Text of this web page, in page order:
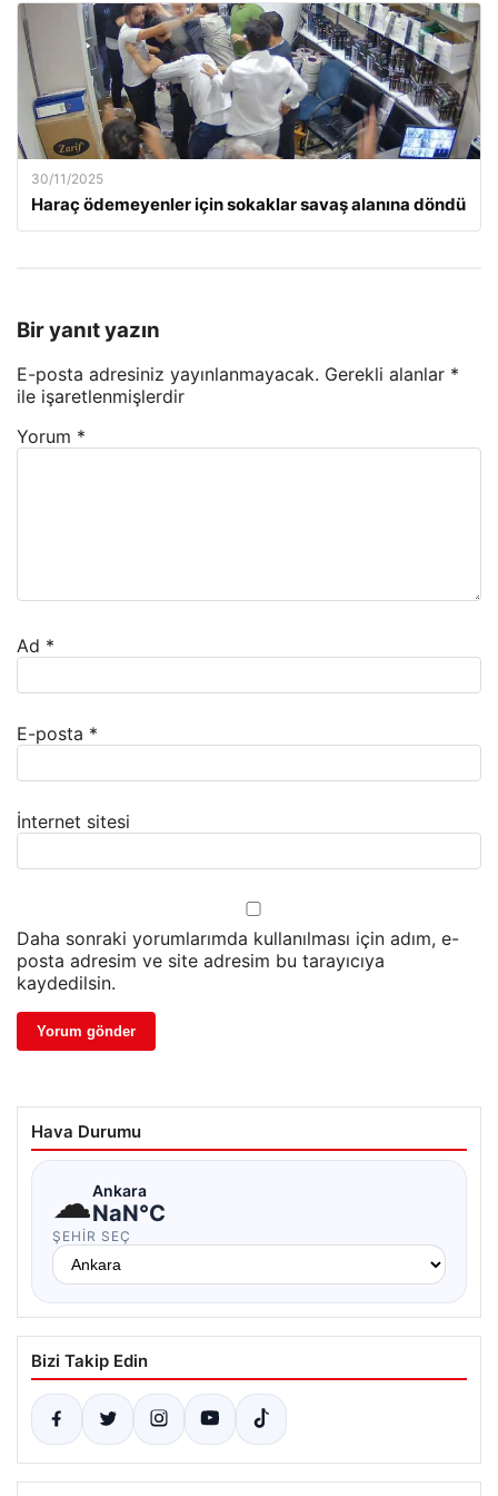
30/11/2025
Haraç ödemeyenler için sokaklar savaş alanına döndü
Bir yanıt yazın
E-posta adresiniz yayınlanmayacak. Gerekli alanlar *
ile işaretlenmişlerdir
Yorum *
Ad *
E-posta *
İnternet sitesi
Daha sonraki yorumlarımda kullanılması için adım, e-
posta adresim ve site adresim bu tarayıcıya
kaydedilsin.
Hava Durumu
☁Ankara
NaN°C
ŞEHIR SEÇ
Bizi Takip Edin